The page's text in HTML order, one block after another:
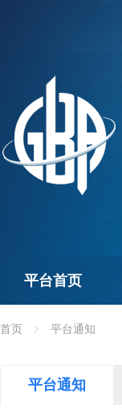
平台首页
首页 平台通知
平台通知